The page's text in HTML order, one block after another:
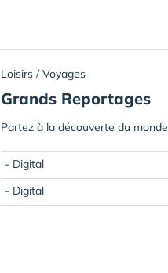
Loisirs / Voyages
Grands Reportages
Partez à la découverte du monde
- Digital
- Digital